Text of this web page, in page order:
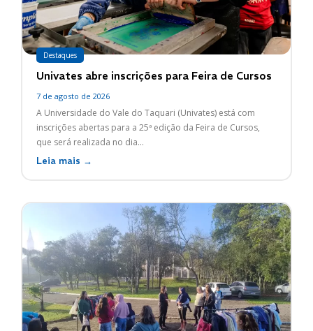
Destaques
Univates abre inscrições para Feira de Cursos
7 de agosto de 2026
A Universidade do Vale do Taquari (Univates) está com
inscrições abertas para a 25ª edição da Feira de Cursos,
que será realizada no dia...
Leia mais →